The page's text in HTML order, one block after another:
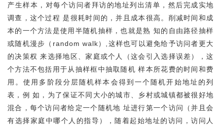
产生样本，对每个访问者拜访的地址列出清单，然后完成实地
调查，这个过程 是很耗时间的，并且成本很高。削减时间和成
本的一个方法是使用半随机抽样，也就是熟 知的自由路径抽样
或随机漫步（random walk）,这样也可以避免给予访问者更大
的决策权 来选择地区、家庭或个人（这会引入选择误差），这
个方法不包括用于从抽样框中抽取随机 样本所花费的时间和费
用。使用多阶段分层随机样本会得到一个随机开始地址的列
表，例 如，为了保证不同大小的城市、乡村或城镇都被很好地
混合，每个访问者给定一个随机地 址进行第一个访问（并且会
有选择家庭中哪个人的指导），随着起始地址的访问，访问人